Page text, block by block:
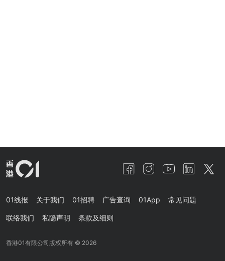
01线报 关于我们 01招聘 广告查询 01App 常见问题
联络我们 私隐声明 条款及细则
香港01有限公司版权所有 © 2026